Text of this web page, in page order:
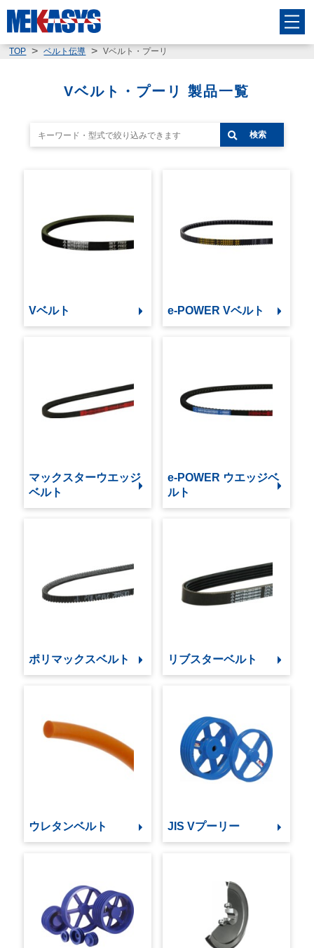
TOP ベルト伝導 Vベルト・プーリ
Vベルト・プーリ 製品一覧
検索
Vベルト e-POWER Vベルト
マックスターウエッジ
ベルト
e-POWER ウエッジベ
ルト
ポリマックスベルト リブスターベルト
ウレタンベルト JIS Vプーリー